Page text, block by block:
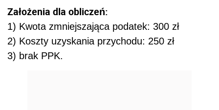
Założenia dla obliczeń:
1) Kwota zmniejszająca podatek: 300 zł
2) Koszty uzyskania przychodu: 250 zł
3) brak PPK.